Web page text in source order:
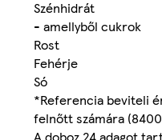
Szénhidrát
- amellyből cukrok
Rost
Fehérje
Só
*Referencia beviteli
felnőtt számára